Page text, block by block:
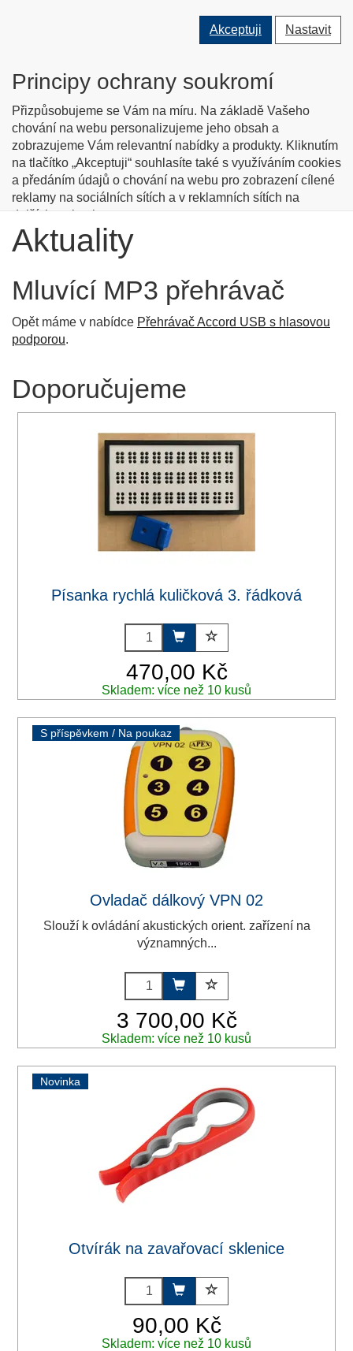
Akceptuji Nastavit
Principy ochrany soukromí
Přizpůsobujeme se Vám na míru. Na základě Vašeho
chování na webu personalizujeme jeho obsah a
zobrazujeme Vám relevantní nabídky a produkty. Kliknutím
na tlačítko „Akceptuji“ souhlasíte také s využíváním cookies
a předáním údajů o chování na webu pro zobrazení cílené
reklamy na sociálních sítích a v reklamních sítích na
dalších webech.
Personalizaci a cílenou reklamu si můžete podrobněji
nastavit nebo kdykoli vypnout po kliknutí na tlačítko
Přepnout
uživatele
Přepnout
vyhledávání
O nás Kontakty Jak nakupovat Katalog zboží
English info
Tyflopomůcky
Prodej zboží pro zrakově postižené
Aktuality
Mluvící MP3 přehrávač
Opět máme v nabídce Přehrávač Accord USB s hlasovou
podporou.
Doporučujeme
Písanka rychlá kuličková 3. řádková
470,00 Kč
Skladem: více než 10 kusů
S příspěvkem / Na poukaz
Ovladač dálkový VPN 02
Slouží k ovládání akustických orient. zařízení na
významných...
3 700,00 Kč
Skladem: více než 10 kusů
Novinka
Otvírák na zavařovací sklenice
90,00 Kč
Skladem: více než 10 kusů